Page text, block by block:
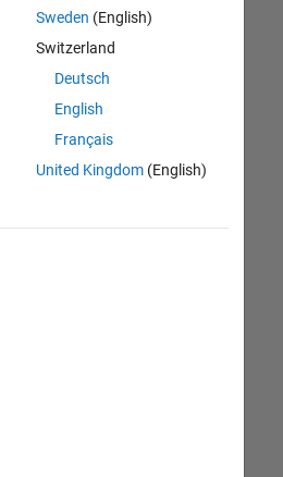
Energy Market Developer (m/f/d)
Sweden (English)
Switzerland
Deutsch
English
Français
United Kingdom(English)